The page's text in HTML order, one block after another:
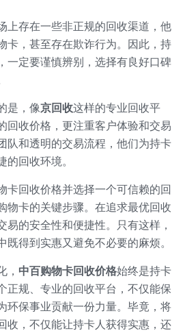
上存在一些非正规的回收渠道，他
卡，甚至存在欺诈行为。因此，持
一定要谨慎辨别，选择有良好口碑
是，像京回收这样的专业回收平
回收价格，更注重客户体验和交易
队和透明的交易流程，他们为持卡
回收环境。
卡回收价格并选择一个可信赖的回
物卡的关键步骤。在追求最优回收
易的安全性和便捷性。只有这样，
得到实惠又避免不必要的麻烦。
， 中百购物卡回收价格始终是持卡
正规、专业的回收平台，不仅能保
环保事业贡献一份力量。毕竟，将
收，不仅能让持卡人获得实惠，还